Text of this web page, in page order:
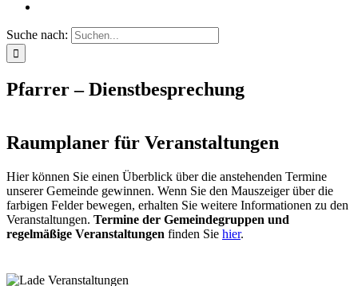
Suche nach:
Pfarrer – Dienstbesprechung
Raumplaner für Veranstaltungen
Hier können Sie einen Überblick über die anstehenden Termine
unserer Gemeinde gewinnen. Wenn Sie den Mauszeiger über die
farbigen Felder bewegen, erhalten Sie weitere Informationen zu den
Veranstaltungen. Termine der Gemeindegruppen und
regelmäßige Veranstaltungen finden Sie hier.